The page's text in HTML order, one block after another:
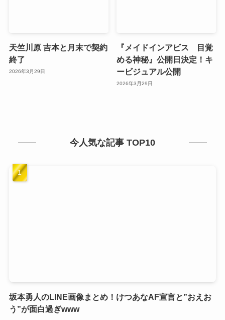
天竺川原 吉本と月末で契約
終了
2026年3月29日
『メイドインアビス 目覚
める神秘』公開日決定！キ
ービジュアル公開
2026年3月29日
今人気な記事 TOP10
坂本勇人のLINE画像まとめ！けつあなAF宣言と”おえお
う”が面白過ぎwww